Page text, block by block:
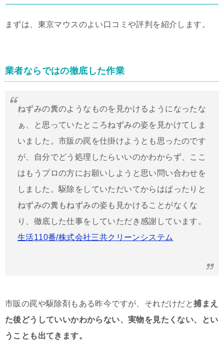
まずは、東京マウスのよい口コミや評判を紹介します。
業者ならではの徹底した作業
ねずみの糞のようなものを見かけるようになったな
ぁ、と思っていたところねずみの姿を見かけてしま
いました。市販の罠を仕掛けようとも思ったのです
が、自分でどう処理したらいいのかわからず、ここ
はもうプロの方にお願いしようと思い問い合わせを
しました。駆除をしていただいてからはぱったりと
ねずみの糞もねずみの姿も見かけることがなくな
り、徹底した仕事をしていただき感謝しています。
生活110番/株式会社三共クリーンシステム
市販の罠や駆除剤もある昨今ですが、それだけだと捕まえ
た後どうしていいかわからない、実物を見たくない、とい
うことも出てきます。